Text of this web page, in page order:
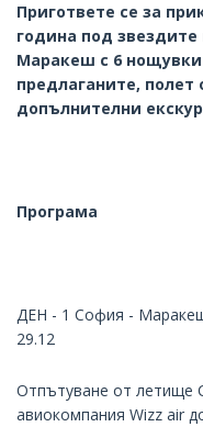
Пригответе се за
година под
Маракеш с 6 нощувки
предлаганите,
допълнителни
Програма
ДЕН - 1 София -
29.12
Отпътуване от летище
авиокомпания Wizz air